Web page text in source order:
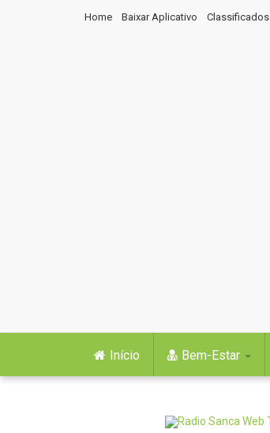
Home Baixar Aplicativo Classificados
Início Bem-Estar